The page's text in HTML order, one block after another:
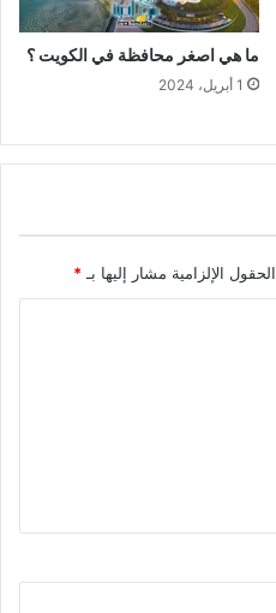
ما هي اصغر محافظة في الكويت ؟
1 أبريل، 2024
الحقول الإلزامية مشار إليها بـ *